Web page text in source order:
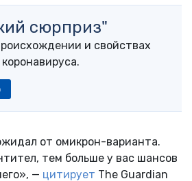
сюрприз"
и свойствах
от омикрон-варианта.
тем больше у вас шансов
— цитирует The Guardian